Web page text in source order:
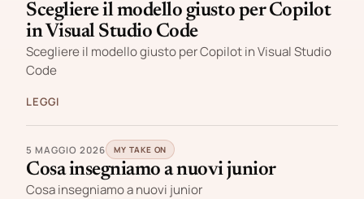
Scegliere il modello giusto per Copilot
in Visual Studio Code
Scegliere il modello giusto per Copilot in Visual Studio
Code
LEGGI
5 MAGGIO 2026 MY TAKE ON
Cosa insegniamo a nuovi junior
Cosa insegniamo a nuovi junior